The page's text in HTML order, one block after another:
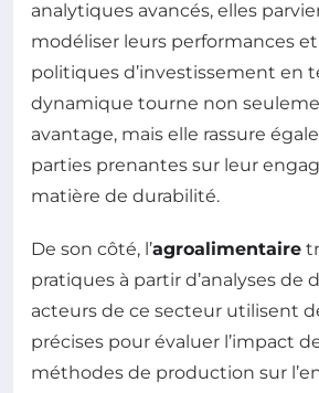
analytiques avancés, elles
modéliser leurs performances
politiques d’investissement en
dynamique tourne non
avantage, mais elle rassure
parties prenantes sur leur
matière de durabilité.
De son côté, l’agroalimentaire
pratiques à partir d’analyses de
acteurs de ce secteur utilisent
précises pour évaluer l’impact
méthodes de production sur